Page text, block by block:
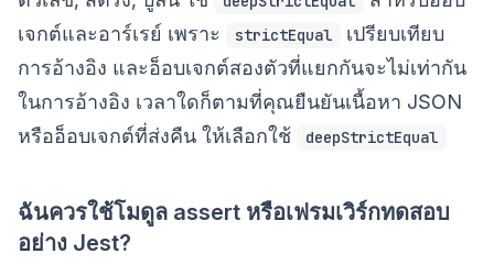
เจกต์และอาร์เรย์ เพราะ
strictEqual
เปรียบเทียบ
การอ้างอิง และอ็อบเจกต์สองตัวที่แยกกันจะไม่เท่ากัน
ในการอ้างอิง เวลาใดก็ตามที่คุณยืนยันเนื้อหา JSON
หรืออ็อบเจกต์ที่ส่งคืน ให้เลือกใช้
deepStrictEqual
ฉันควรใช้โมดูล assert หรือเฟรมเวิร์กทดสอบ
อย่าง Jest?